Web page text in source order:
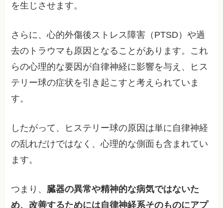
を生じさせます。
さらに、心的外傷後ストレス障害（PTSD）や過
去のトラウマも原因となることがあります。これ
らの心理的な要因が自律神経に影響を与え、ヒス
テリー球の症状を引き起こすと考えられていま
す。
したがって、ヒステリー球の原因は単に自律神経
の乱れだけではなく、心理的な側面も含まれてい
ます。
つまり、 臓器の異常や精神的な病気ではないた
め、改善するためには自律神経系そのものにアプ